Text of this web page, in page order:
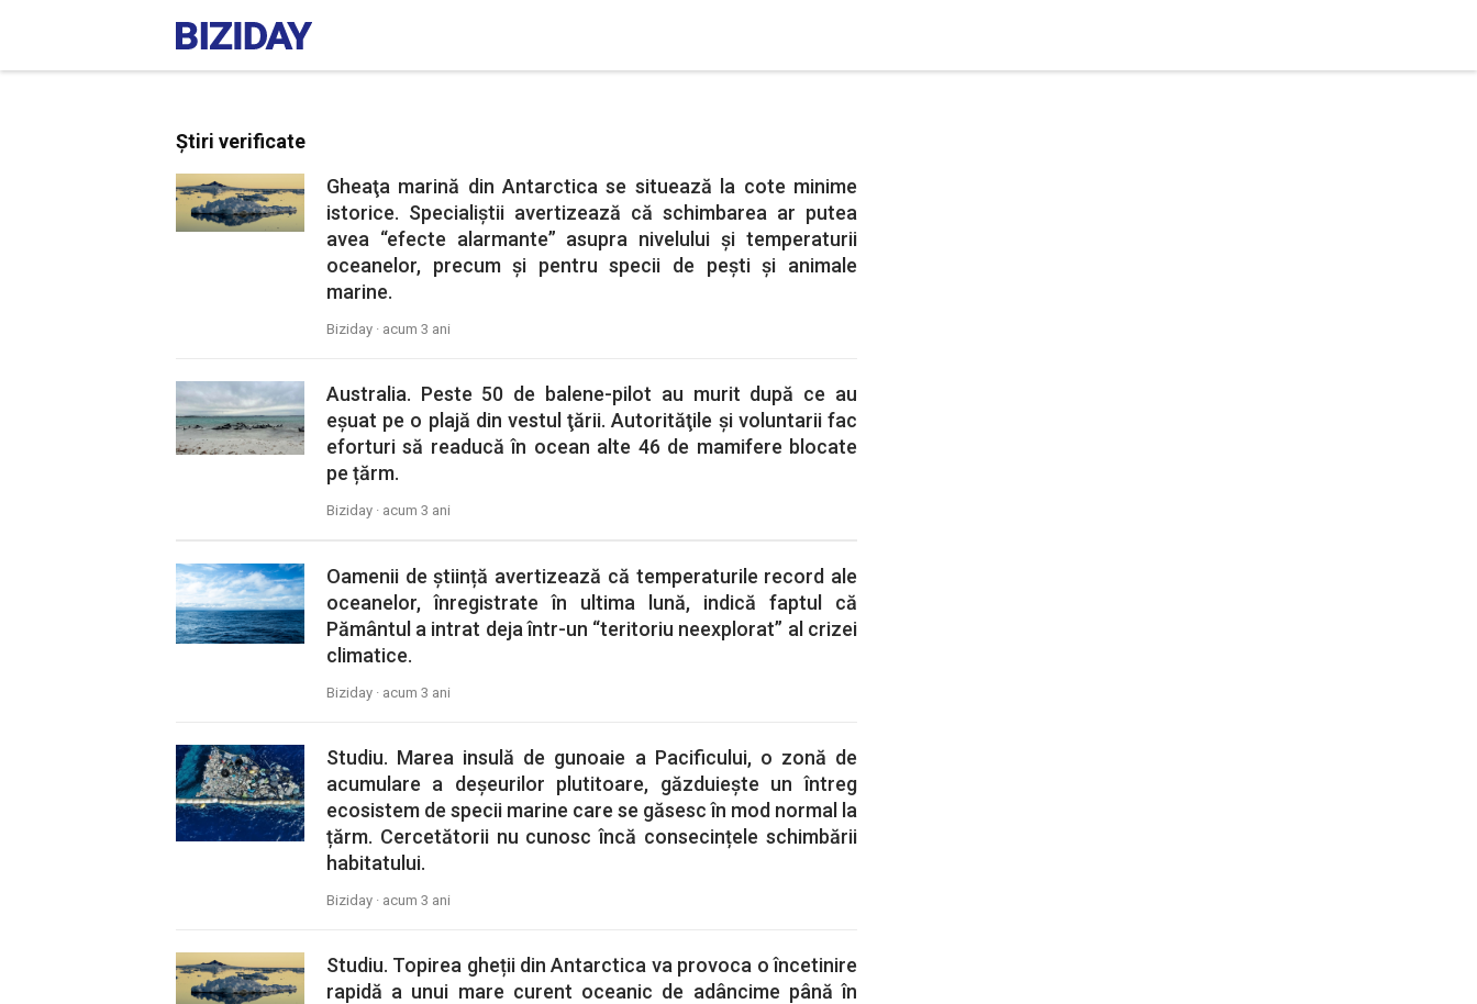
Știri verificate
Gheaţa marină din Antarctica se situează la cote minime
istorice. Specialiştii avertizează că schimbarea ar putea
avea “efecte alarmante” asupra nivelului şi temperaturii
oceanelor, precum şi pentru specii de peşti şi animale
marine.
Biziday · acum 3 ani
Australia. Peste 50 de balene-pilot au murit după ce au
eșuat pe o plajă din vestul ţării. Autorităţile şi voluntarii fac
eforturi să readucă în ocean alte 46 de mamifere blocate
pe țărm.
Biziday · acum 3 ani
Oamenii de știință avertizează că temperaturile record ale
oceanelor, înregistrate în ultima lună, indică faptul că
Pământul a intrat deja într-un “teritoriu neexplorat” al crizei
climatice.
Biziday · acum 3 ani
Studiu. Marea insulă de gunoaie a Pacificului, o zonă de
acumulare a deșeurilor plutitoare, găzduiește un întreg
ecosistem de specii marine care se găsesc în mod normal la
țărm. Cercetătorii nu cunosc încă consecințele schimbării
habitatului.
Biziday · acum 3 ani
Studiu. Topirea gheții din Antarctica va provoca o încetinire
rapidă a unui mare curent oceanic de adâncime până în